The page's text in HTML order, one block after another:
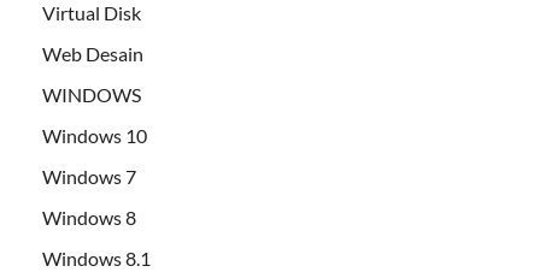
Virtual Disk
Web Desain
WINDOWS
Windows 10
Windows 7
Windows 8
Windows 8.1